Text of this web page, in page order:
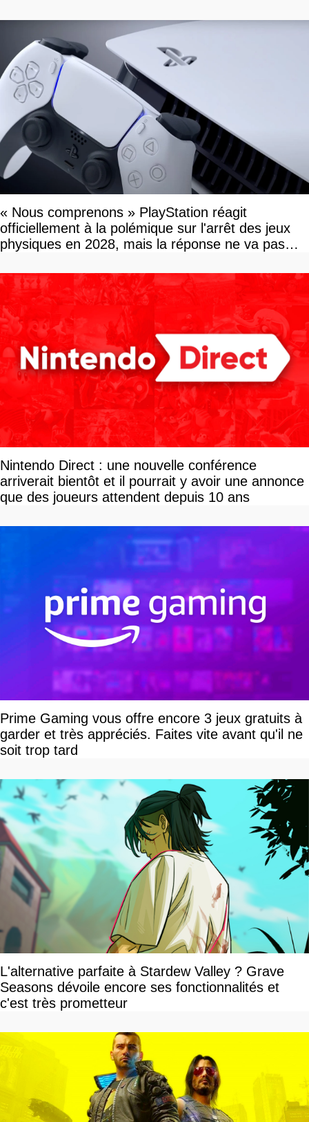
« Nous comprenons » PlayStation réagit
officiellement à la polémique sur l'arrêt des jeux
physiques en 2028, mais la réponse ne va pas
Nintendo Direct : une nouvelle conférence
arriverait bientôt et il pourrait y avoir une annonce
que des joueurs attendent depuis 10 ans
Prime Gaming vous offre encore 3 jeux gratuits à
garder et très appréciés. Faites vite avant qu'il ne
soit trop tard
L'alternative parfaite à Stardew Valley ? Grave
Seasons dévoile encore ses fonctionnalités et
c'est très prometteur